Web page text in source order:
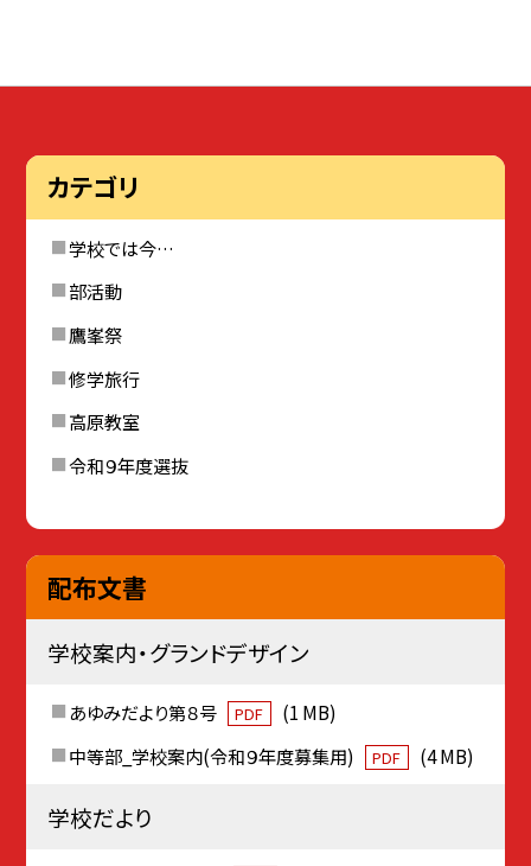
カテゴリ
学校では今…
部活動
鷹峯祭
修学旅行
高原教室
令和９年度選抜
配布文書
学校案内・グランドデザイン
あゆみだより第８号 PDF
(1 MB)
中等部_学校案内(令和９年度募集用)
PDF (4 MB)
学校だより